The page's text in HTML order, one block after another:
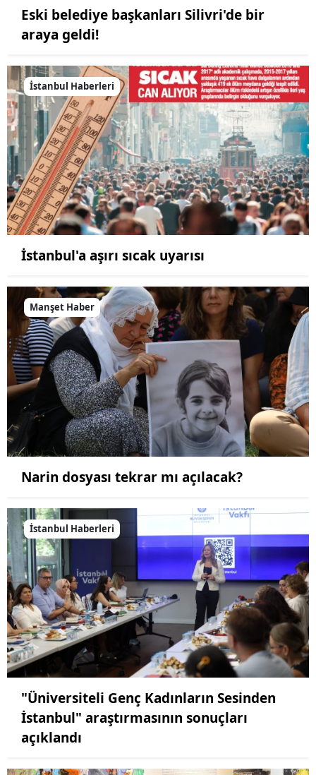
Eski belediye başkanları Silivri'de bir
araya geldi!
İstanbul Haberleri
İstanbul'a aşırı sıcak uyarısı
Manşet Haber
Narin dosyası tekrar mı açılacak?
İstanbul Haberleri
"Üniversiteli Genç Kadınların Sesinden
İstanbul" araştırmasının sonuçları
açıklandı